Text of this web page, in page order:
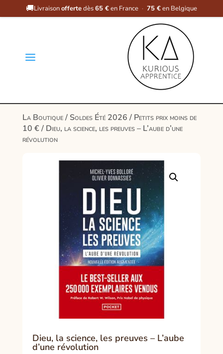
🚚Livraisonoffertedès65 €en France · 75 €en Belgique
a
La Boutique/ Soldes Été 2026/ Petits prix moins de
10 €/ Dieu, la science, les preuves – L’aube d’une
révolution
Dieu, la science, les preuves – L’aube
d’une révolution